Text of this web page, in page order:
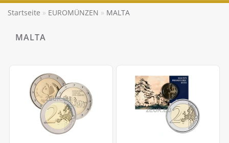
Startseite EUROMÜNZEN MALTA
MALTA